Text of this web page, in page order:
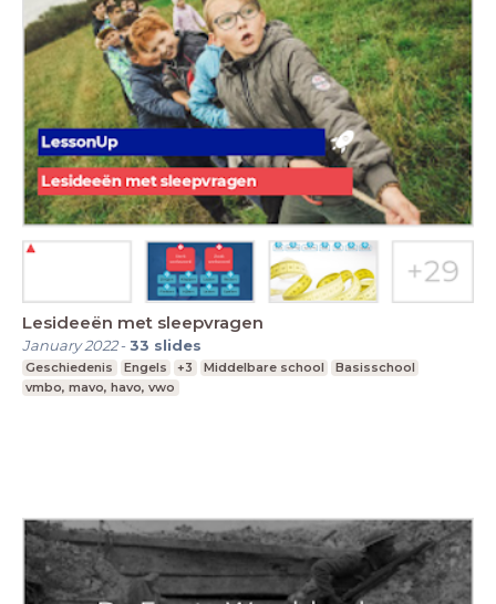
Lesideeën met sleepvragen
January 2022-33 slides
Geschiedenis Engels +3 Middelbare school
Basisschool
vmbo, mavo, havo, vwo